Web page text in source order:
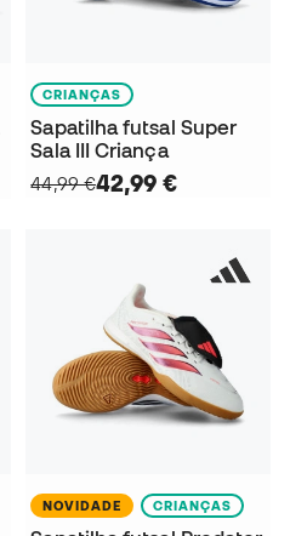
CRIANÇAS
Sapatilha futsal Super
Sala III Criança
44,99 €42,99 €
NOVIDADE CRIANÇAS